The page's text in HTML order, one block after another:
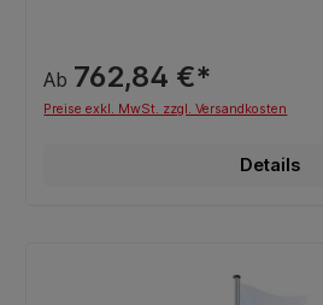
Ab 762,84 €*
Preise exkl. MwSt. zzgl. Versandkosten
Details